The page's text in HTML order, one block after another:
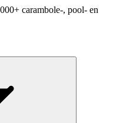
carambole-, pool- en